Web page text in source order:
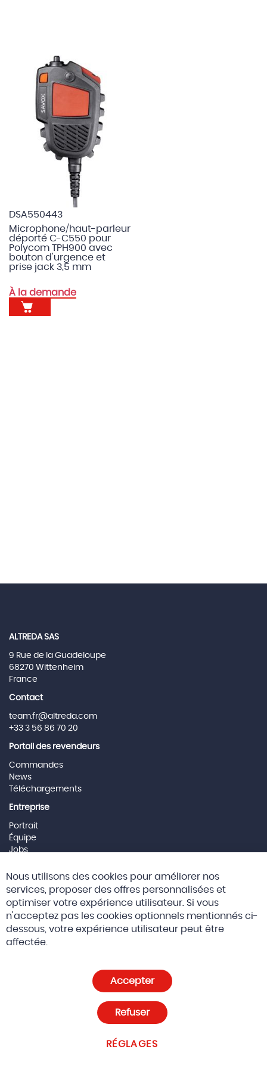
DSA550443
Microphone/haut-parleur
déporté C-C550 pour
Polycom TPH900 avec
bouton d'urgence et
prise jack 3,5 mm
À la demande
ALTREDA SAS
9 Rue de la Guadeloupe
68270 Wittenheim
France
Contact
team.fr@altreda.com
+33 3 56 86 70 20
Portail des revendeurs
Commandes
News
Téléchargements
Entreprise
Portrait
Équipe
Jobs
Social Media
© 2026 Altreda SAS CGV
Paramètres des cookies
Nous utilisons des cookies pour améliorer nos
services, proposer des offres personnalisées et
optimiser votre expérience utilisateur. Si vous
n'acceptez pas les cookies optionnels mentionnés ci-
dessous, votre expérience utilisateur peut être
affectée.
Accepter
RÉGLAGES
Refuser